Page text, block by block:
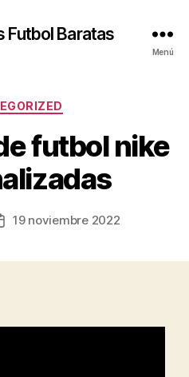
Futbol Baratas
Menú
Categorías
futbol nike
19 noviembre 2022